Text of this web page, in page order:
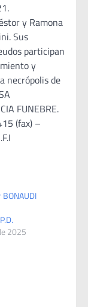
y Ramona
Sus
participan
y
necrópolis de
FUNEBRE.
(fax) –
2025